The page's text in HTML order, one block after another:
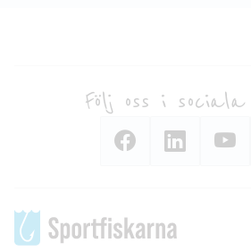
Följ oss i sociala